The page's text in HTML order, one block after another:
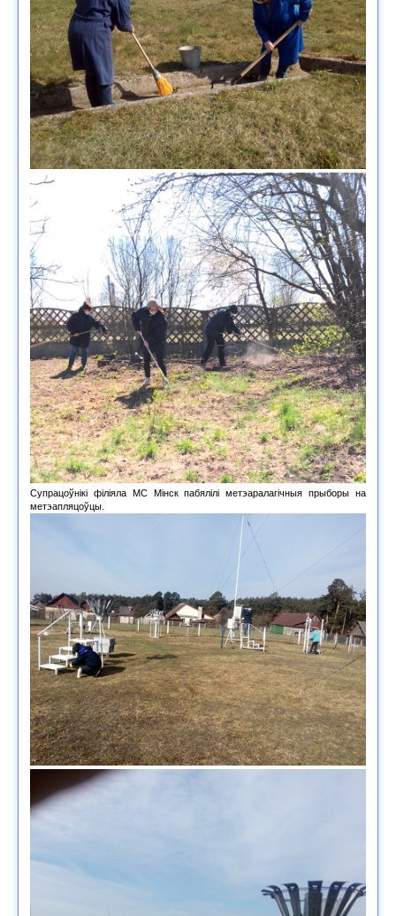
Супрацоўнікі філіяла МС Мінск пабялілі метэаралагічныя прыборы на
метэапляцоўцы.